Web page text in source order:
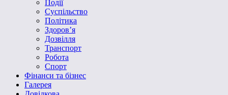
Події
Суспільство
Політика
Здоров’я
Дозвілля
Транспорт
Робота
Спорт
Фінанси та бізнес
Галерея